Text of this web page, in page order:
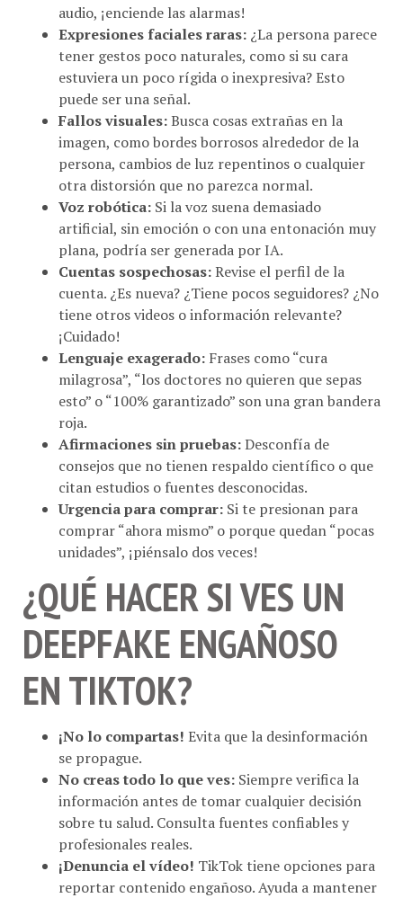
Expresiones faciales raras:
tener gestos poco naturales, como si su cara
estuviera un poco rígida o inexpresiva? Esto
puede ser una señal.
Fallos visuales:Busca cosas extrañas en la
imagen, como bordes borrosos alrededor de la
persona, cambios de luz repentinos o cualquier
otra distorsión que no parezca normal.
Voz robótica:Si la voz suena demasiado
artificial, sin emoción o con una entonación muy
plana, podría ser generada por IA.
Cuentas sospechosas:Revise el perfil de la
cuenta. ¿Es nueva? ¿Tiene pocos seguidores? ¿No
tiene otros videos o información relevante?
¡Cuidado!
Lenguaje exagerado:
milagrosa”, “los doctores no quieren que sepas
esto” o “100% garantizado” son una gran bandera
roja.
Afirmaciones sin pruebas:
consejos que no tienen respaldo científico o que
citan estudios o fuentes desconocidas.
Urgencia para comprar:Si te presionan para
comprar “ahora mismo” o porque quedan “pocas
unidades”, ¡piénsalo dos veces!
¿QUÉ HACER SI VES UN
DEEPFAKE ENGAÑOSO
EN TIKTOK?
se propague.
No creas todo lo que ves:
información antes de tomar cualquier decisión
sobre tu salud. Consulta fuentes confiables y
profesionales reales.
¡Denuncia el vídeo!
reportar contenido engañoso. Ayuda a mantener
la plataforma segura para todos.